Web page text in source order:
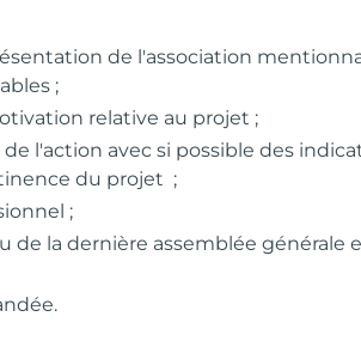
de l'association
;
relative au projet ;
l'action avec si possible des
du projet ;
;
de la dernière assemblée générale